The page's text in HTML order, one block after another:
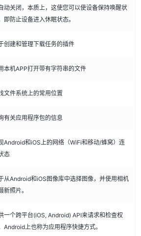
动关闭，本质上，这使您可以使设备保持唤醒状
即防止设备进入休眠状态。
创建和管理下载任务的插件
本机APP打开带有字符串的文件
文件系统上的常用位置
有关应用程序包的信息
Android和iOS上的网络（WiFi和移动/蜂窝）连
态
从Android和iOS图像库中选择图像，并使用相机
新照片。
一个跨平台(iOS, Android) API来请求和检查权
Android上也称为应用程序快捷方式。